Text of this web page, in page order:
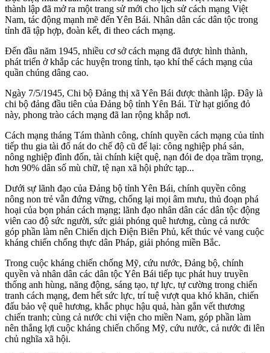
thành lập đã mở ra một trang sử mới cho lịch sử cách mạng Việt
Nam, tác động mạnh mẽ đến Yên Bái. Nhân dân các dân tộc trong
tỉnh đã tập hợp, đoàn kết, đi theo cách mạng.
Đến đầu năm 1945, nhiều cơ sở cách mạng đã được hình thành,
phát triển ở khắp các huyện trong tỉnh, tạo khí thế cách mạng của
quần chúng dâng cao.
Ngày 7/5/1945, Chi bộ Đảng thị xã Yên Bái được thành lập. Đây là
chi bộ đảng đầu tiên của Đảng bộ tỉnh Yên Bái. Từ hạt giống đỏ
này, phong trào cách mạng đã lan rộng khắp nơi.
Cách mạng tháng Tám thành công, chính quyền cách mạng của tỉnh
tiếp thu gia tài đổ nát do chế độ cũ để lại: công nghiệp phá sản,
nông nghiệp đình đốn, tài chính kiệt quệ, nạn đói đe dọa trầm trọng,
hơn 90% dân số mù chữ, tệ nạn xã hội phức tạp...
Dưới sự lãnh đạo của Đảng bộ tỉnh Yên Bái, chính quyền công
nông non trẻ vẫn đứng vững, chống lại mọi âm mưu, thủ đoạn phá
hoại của bọn phản cách mạng; lãnh đạo nhân dân các dân tộc động
viên cao độ sức người, sức giải phóng quê hương, cùng cả nước
góp phần làm nên Chiến dịch Điện Biên Phủ, kết thúc vẻ vang cuộc
kháng chiến chống thực dân Pháp, giải phóng miền Bắc.
Trong cuộc kháng chiến chống Mỹ, cứu nước, Đảng bộ, chính
quyền và nhân dân các dân tộc Yên Bái tiếp tục phát huy truyền
thống anh hùng, năng động, sáng tạo, tự lực, tự cường trong chiến
tranh cách mạng, đem hết sức lực, trí tuệ vượt qua khó khăn, chiến
đấu bảo vệ quê hương, khắc phục hậu quả, hàn gắn vết thương
chiến tranh; cùng cả nước chi viện cho miền Nam, góp phần làm
nên thắng lợi cuộc kháng chiến chống Mỹ, cứu nước, cả nước đi lên
chủ nghĩa xã hội.